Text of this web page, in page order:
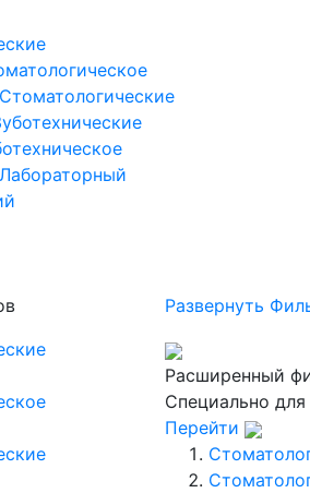
Стоматологические
Лабораторный
Развернуть
Расширенный
Специально
Перейти